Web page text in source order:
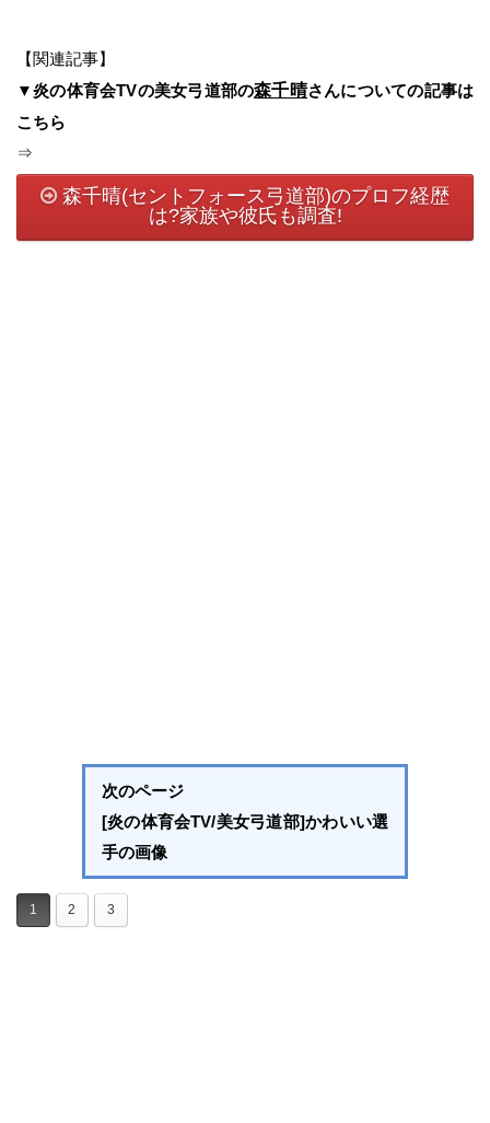
【関連記事】
▼炎の体育会TVの美女弓道部の森千晴さんについての記事は
こちら
⇒
森千晴(セントフォース弓道部)のプロフ経歴
は?家族や彼氏も調査!
次のページ
[炎の体育会TV/美女弓道部]かわいい選
手の画像
1 2 3